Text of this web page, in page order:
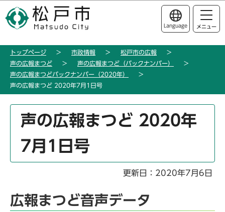
の
ー
頭
このページの本文へ移動
Language メニュー
トップページ 市政情報
松戸市の広報
声の広報まつど
声の広報まつど（バックナンバー）
声の広報まつどバックナンバー（2020年）
声の広報まつど 2020年7月1日号
か
声の広報まつど 2020年
7月1日号
更新日：2020年7月6日
広報まつど音声データ